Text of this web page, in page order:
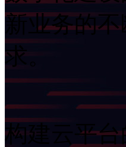
新业务的不
求。
构建云平台